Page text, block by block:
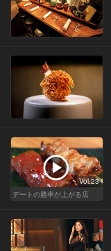
Vol.23
デートの勝率が上がる店